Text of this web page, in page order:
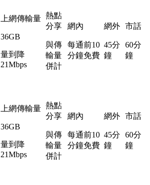
上網傳輸量
36GB
量到降
21Mbps
熱點
分享
與傳
輸量
併計
網內
每通前10
分鐘免費
網外
45分
鐘
市話
60分
鐘
上網傳輸量
36GB
量到降
21Mbps
熱點
分享
與傳
輸量
併計
網內
每通前10
分鐘免費
網外
45分
鐘
市話
60分
鐘